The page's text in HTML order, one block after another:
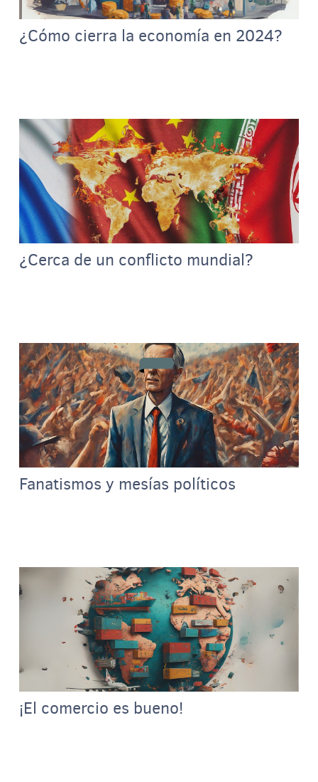
¿Cómo cierra la economía en 2024?
¿Cerca de un conflicto mundial?
Fanatismos y mesías políticos
¡El comercio es bueno!